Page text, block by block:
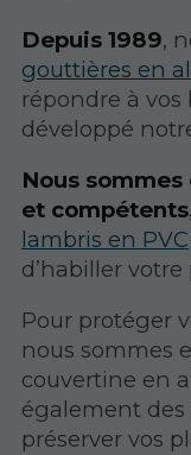
Depuis 1989,
gouttières en
répondre à vos
développé
Nous
et
lambris en PVC
d’habiller votre
Pour protéger
nous sommes
couvertine en
également des
préserver vos